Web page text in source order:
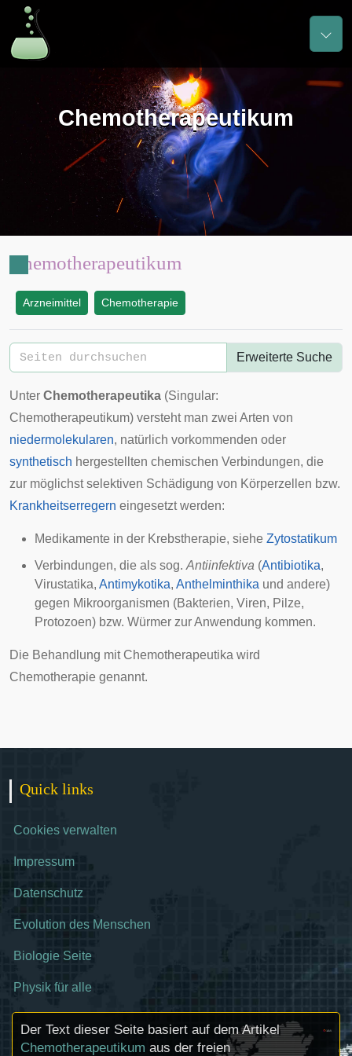
Chemotherapeutikum
Chemotherapeutikum
Arzneimittel Chemotherapie
Erweiterte Suche
Unter Chemotherapeutika (Singular:
Chemotherapeutikum) versteht man zwei Arten von
niedermolekularen, natürlich vorkommenden oder
synthetisch hergestellten chemischen Verbindungen, die
zur möglichst selektiven Schädigung von Körperzellen bzw.
Krankheitserregern eingesetzt werden:
Medikamente in der Krebstherapie, siehe Zytostatikum
Verbindungen, die als sog. Antiinfektiva (Antibiotika,
Virustatika, Antimykotika, Anthelminthika und andere)
gegen Mikroorganismen (Bakterien, Viren, Pilze,
Protozoen) bzw. Würmer zur Anwendung kommen.
Die Behandlung mit Chemotherapeutika wird
Chemotherapie genannt.
Quick links
Cookies verwalten
Impressum
Datenschutz
Evolution des Menschen
Biologie Seite
Physik für alle
Der Text dieser Seite basiert auf dem Artikel
Chemotherapeutikum aus der freien